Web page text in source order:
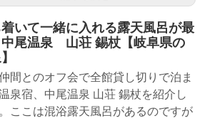
いて一緒に入れる露天風呂が最
尾温泉 山荘 錫杖【岐阜県の
間とのオフ会で全館貸し切りで泊ま
泉宿、中尾温泉 山荘 錫杖を紹介し
ここは混浴露天風呂があるのですが